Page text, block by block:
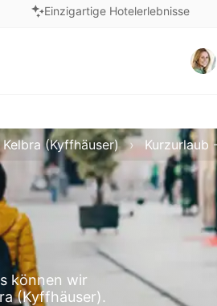
Einzigartige Hotelerlebnisse
können wir
(Kyffhäuser).
(Kyffhäuser) Kurzurlaub